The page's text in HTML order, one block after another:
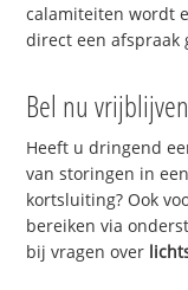
calamiteiten wordt
direct een afspraak
Bel nu
Heeft u dringend
van storingen in
kortsluiting? Ook
bereiken via
bij vragen over